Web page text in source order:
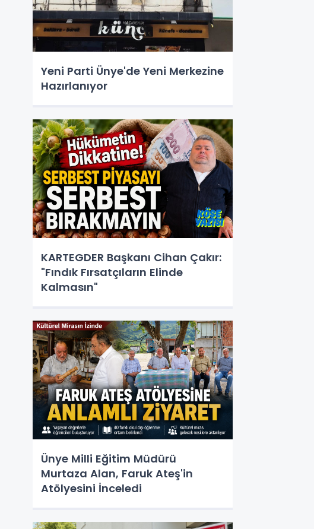
Yeni Parti Ünye'de Yeni Merkezine
Hazırlanıyor
KARTEGDER Başkanı Cihan Çakır:
"Fındık Fırsatçıların Elinde
Kalmasın"
Ünye Milli Eğitim Müdürü
Murtaza Alan, Faruk Ateş'in
Atölyesini İnceledi